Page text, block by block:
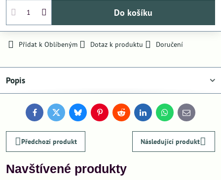
Do košíku
Přidat k Oblíbeným Dotaz k produktu Doručení
Popis
FacebookTwitterBlueskyPinterestReddit LinkedInWhatsApp
E-
mail
Předchozí produkt Následující produkt
Navštívené produkty